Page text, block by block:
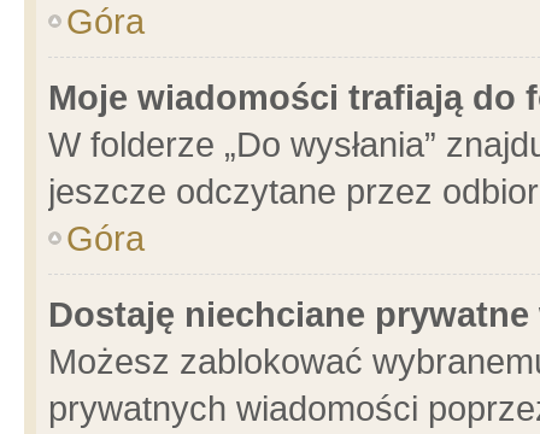
Góra
Moje wiadomości trafiają do
W folderze „Do wysłania”
jeszcze odczytane przez
Góra
Dostaję niechciane
Możesz zablokować
prywatnych wiadomości